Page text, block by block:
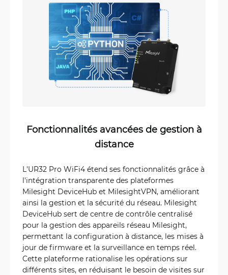
Fonctionnalités avancées de gestion à
distance
L'UR32 Pro WiFi4 étend ses fonctionnalités grâce à
l'intégration transparente des plateformes
Milesight DeviceHub et MilesightVPN, améliorant
ainsi la gestion et la sécurité du réseau. Milesight
DeviceHub sert de centre de contrôle centralisé
pour la gestion des appareils réseau Milesight,
permettant la configuration à distance, les mises à
jour de firmware et la surveillance en temps réel.
Cette plateforme rationalise les opérations sur
différents sites, en réduisant le besoin de visites sur